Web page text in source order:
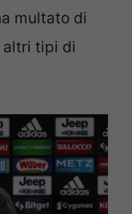
multato di
altri tipi di